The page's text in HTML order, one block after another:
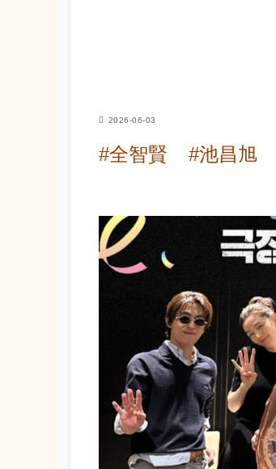
2026-06-03
#全智賢 #池昌旭